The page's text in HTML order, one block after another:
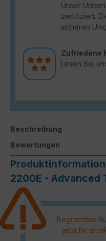
Unser
zertifiziert.
sicheren
Zufriedene
Lesen Sie
Beschreibung
Bewertungen
2200E -
Begrenztes
jetzt Ihr